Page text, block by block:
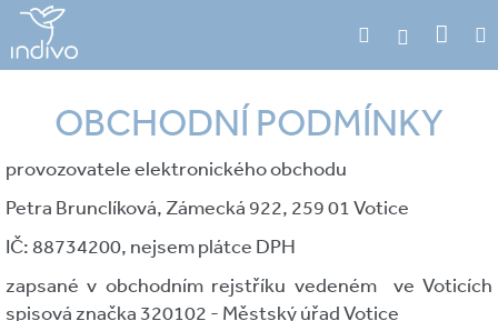
Přejít
obsah
HledatPřihlášení
košík
OBCHODNÍ PODMÍNKY
provozovatele elektronického obchodu
Petra Brunclíková, Zámecká 922, 259 01 Votice
IČ: 88734200, nejsem plátce DPH
zapsané v obchodním rejstříku vedeném ve Voticích
spisová značka 320102 - Městský úřad Votice